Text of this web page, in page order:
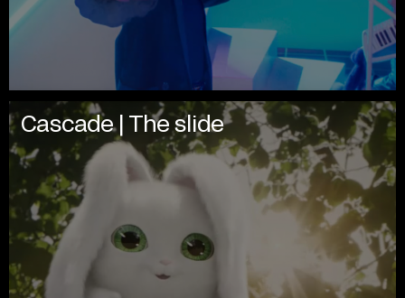
Cascade | The slide